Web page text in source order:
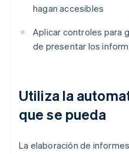
hagan accesibles
Aplicar controles para
de presentar los
Utiliza la
que se pueda
La elaboración de